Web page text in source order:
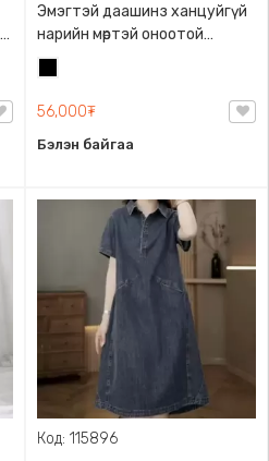
Эмэгтэй даашинз ханцуйгүй
нарийн мөртэй оноотой
гурвалжин энгэртэй
56,000₮
Бэлэн байгаа
Код: 115896